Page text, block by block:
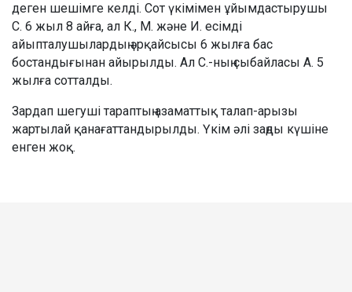
деген шешімге келді. Сот үкімімен ұйымдастырушы
С. 6 жыл 8 айға, ал К., М. және И. есімді
айыпталушылардың әрқайсысы 6 жылға бас
бостандығынан айырылды. Ал С.-ның сыбайласы А. 5
жылға сотталды.
Зардап шегуші тараптың азаматтық талап-арызы
жартылай қанағаттандырылды. Үкім әлі заңды күшіне
енген жоқ.